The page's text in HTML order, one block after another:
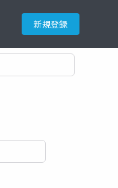
新規登録